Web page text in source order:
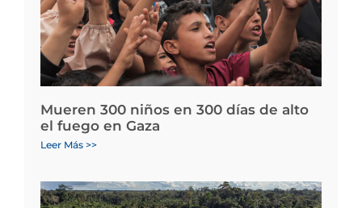
Mueren 300 niños en 300 días de alto
el fuego en Gaza
Leer Más >>